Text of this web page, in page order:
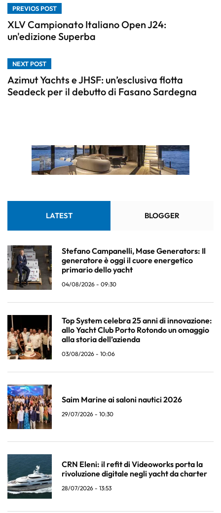
PREVIOS POST
XLV Campionato Italiano Open J24:
un'edizione Superba
NEXT POST
Azimut Yachts e JHSF: un’esclusiva flotta
Seadeck per il debutto di Fasano Sardegna
LATEST BLOGGER
Stefano Campanelli, Mase Generators: Il
generatore è oggi il cuore energetico
primario dello yacht
04/08/2026 - 09:30
Top System celebra 25 anni di innovazione:
allo Yacht Club Porto Rotondo un omaggio
alla storia dell’azienda
03/08/2026 - 10:06
Saim Marine ai saloni nautici 2026
29/07/2026 - 10:30
CRN Eleni: il refit di Videoworks porta la
rivoluzione digitale negli yacht da charter
28/07/2026 - 13:53